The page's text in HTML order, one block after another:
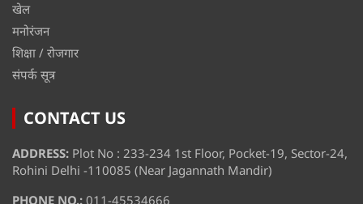
खेल
मनोरंजन
शिक्षा / रोजगार
संपर्क सूत्र
CONTACT US
ADDRESS: Plot No : 233-234 1st Floor, Pocket-19, Sector-24,
Rohini Delhi -110085 (Near Jagannath Mandir)
PHONE NO.: 011-45534666